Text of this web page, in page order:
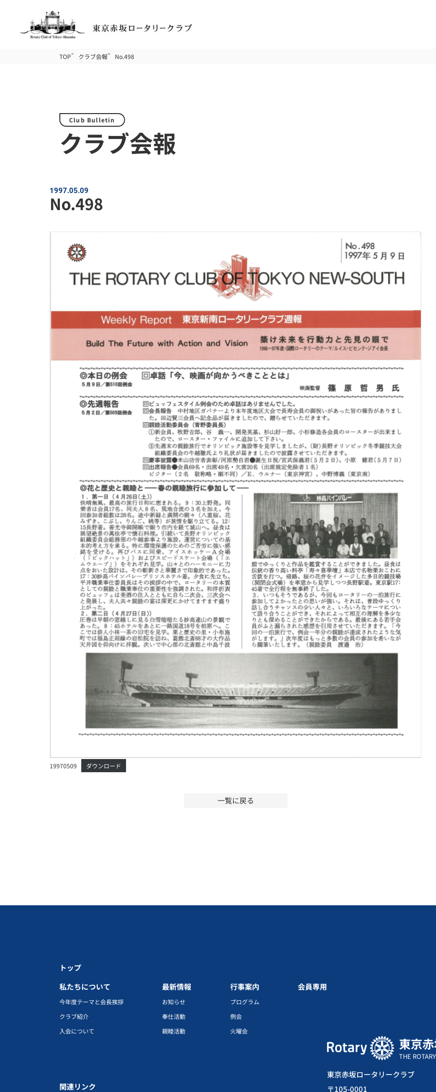
TOP クラブ会報 No.498
Club Bulletin
クラブ会報
1997.05.09
No.498
19970509 ダウンロード
一覧に戻る
トップ
私たちについて
今年度テーマと会長挨拶
クラブ紹介
入会について
最新情報
お知らせ
奉仕活動
親睦活動
行事案内
プログラム
例会
火曜会
会員専用
関連リンク
東京
THE
東京赤坂ロータリークラブ
〒105-0001